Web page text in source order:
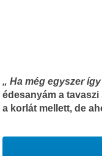
„ Ha még egyszer
édesanyám a
a korlát mellett, de